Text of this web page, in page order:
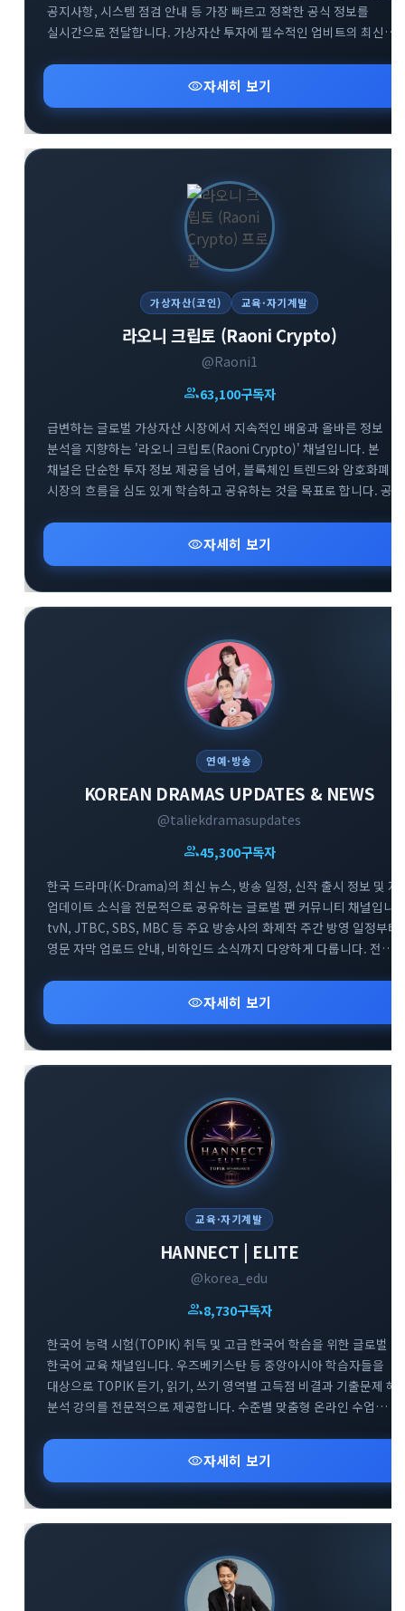
공지사항, 시스템 점검 안내 등 가장 빠르고 정확한 공식 정보를
실시간으로 전달합니다. 가상자산 투자에 필수적인 업비트의 최신
안전하고 현명한 거래를 돕기 위한 공식 소통 창구로서 신뢰할 수 있는
visibility자세히 보기
가상자산(코인) 교육·자기계발
라오니 크립토 (Raoni Crypto)
@Raoni1
group63,100구독자
급변하는 글로벌 가상자산 시장에서 지속적인 배움과 올바른 정보
분석을 지향하는 '라오니 크립토(Raoni Crypto)' 채널입니다. 본
채널은 단순한 투자 정보 제공을 넘어, 블록체인 트렌드와 암호화폐
시장의 흐름을 심도 있게 학습하고 공유하는 것을 목표로 합니다. 공식
드리며, 소통을 위한 대화방(@Raoni2)도 함께 운영하여 투자자 간의
건전한 정보 교류를 돕고 있습니다. 끊임없이 진화하는 크립토
생태계에서 함께 공부하며 스마트한 투자 기준을 세워보세요.
visibility자세히 보기
연예·방송
KOREAN DRAMAS UPDATES & NEWS
@taliekdramasupdates
group45,300구독자
한국 드라마(K-Drama)의 최신 뉴스, 방송 일정, 신작 출시 정보 및 자
업데이트 소식을 전문적으로 공유하는 글로벌 팬 커뮤니티 채널입니
tvN, JTBC, SBS, MBC 등 주요 방송사의 화제작 주간 방영 일정부터
영문 자막 업로드 안내, 비하인드 소식까지 다양하게 다룹니다. 전
확인하고 소통하는 대규모 정보 교류의 공간입니다.
visibility자세히 보기
교육·자기계발
HANNECT | ELITE
@korea_edu
group8,730구독자
한국어 능력 시험(TOPIK) 취득 및 고급 한국어 학습을 위한 글로벌
한국어 교육 채널입니다. 우즈베키스탄 등 중앙아시아 학습자들을
대상으로 TOPIK 듣기, 읽기, 쓰기 영역별 고득점 비결과 기출문제 해
분석 강의를 전문적으로 제공합니다. 수준별 맞춤형 온라인 수업
전문 아카데미 소통 공간입니다.
visibility자세히 보기